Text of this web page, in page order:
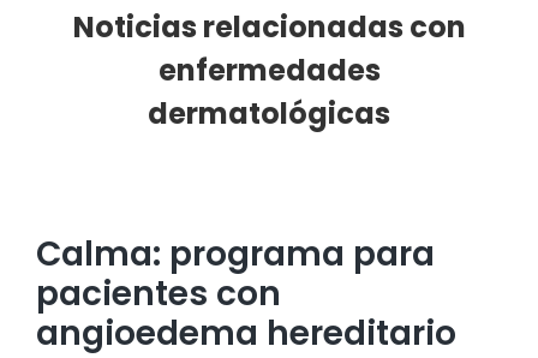
Noticias relacionadas con
enfermedades
dermatológicas
Calma: programa para
pacientes con
angioedema hereditario